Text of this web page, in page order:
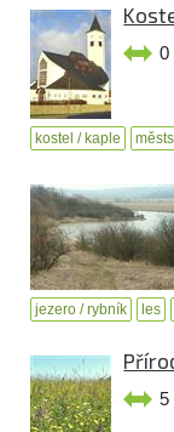
0
kostel / kaple
jezero / rybník les
5